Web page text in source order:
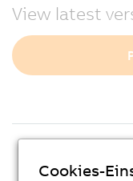
View latest
Cookies-